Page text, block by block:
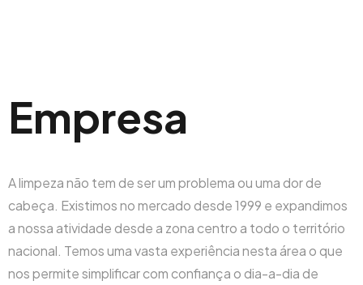
Empresa
A limpeza não tem de ser um problema ou uma dor de
cabeça. Existimos no mercado desde 1999 e expandimos
a nossa atividade desde a zona centro a todo o território
nacional. Temos uma vasta experiência nesta área o que
nos permite simplificar com confiança o dia-a-dia de